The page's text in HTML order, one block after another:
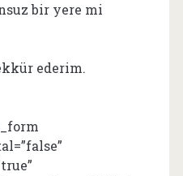
bir yere mi
ederim.